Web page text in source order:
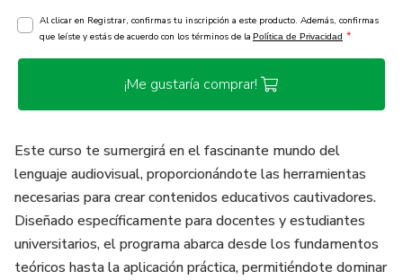
Al clicar en Registrar, confirmas tu inscripción a este producto. Además, confirmas
que leíste y estás de acuerdo con los términos de la Política de Privacidad *
¡Me gustaría comprar!
Este curso te sumergirá en el fascinante mundo del
lenguaje audiovisual, proporcionándote las herramientas
necesarias para crear contenidos educativos cautivadores.
Diseñado específicamente para docentes y estudiantes
universitarios, el programa abarca desde los fundamentos
teóricos hasta la aplicación práctica, permitiéndote dominar